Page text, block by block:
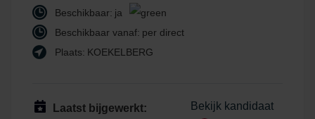
Beschikbaar: ja
Beschikbaar vanaf: per direct
Plaats: KOEKELBERG
Laatst bijgewerkt: Bekijk kandidaat